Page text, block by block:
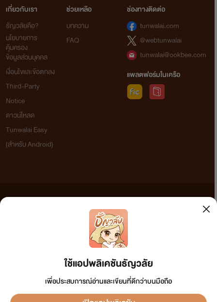
นักฆ่าไม่จำเป็นต้องใช้อาวุธในการฆ่า ไม่จำเป็นต้องให้ศพเละจน
และคนที่จะทำอาชีพนี้ได้ต้องฉลาดและมีความสามารถเท่านั้น!
ใช้แอปพลิเคชันธัญวลัย
เพื่อประสบการณ์อ่านและเขียนที่ดีกว่าบนมือถือ
เกี่ยวกับเรา
ธัญวลัยคือ?
นโยบายการ
คุ้มครอง
ข้อมูลส่วนบุคคล
เงื่อนไขและข้อตกลง
Third-Party
Notice
ดาวน์โหลด
Tunwalai Easy
(สำหรับ Android)
ช่วยเหลือ
บทความ
FAQ
ช่องทางติดต่อ
tunwalai.com
@webtunwalai
tunwalai@ookbee.com
แพลตฟอร์มในเครือ
เว็บไซต์แห่งนี้ไม่ได้เห็นด้วยและไม่ขอรับผิดชอบต่อข้อความใดๆ ทั้งสิ้น ดังนั้นผู้อ่านทุกท่านโปรดใช้
วิจารณญาณในการกลั่นกรองด้วยตนเอง และหากท่านพบข้อความใดๆ ที่ขัดต่อกฎหมายและศีลธรรม
กรุณาแจ้งมาที่ tunwalai@ookbee.com เพื่อทีมงานจะได้ดำเนินการในทันที ทั้งนี้ ทางเว็บไซต์ขอสงวน
ลิขสิทธิ์ตามพระราชบัญญัติลิขสิทธิ์ (ฉบับเพิ่มเติม) พ.ศ.2558